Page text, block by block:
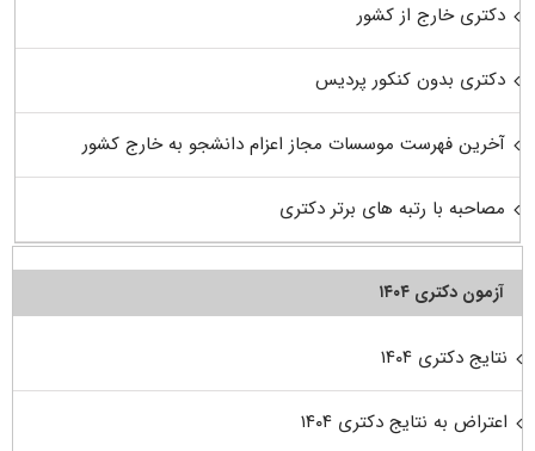
دکتری خارج از کشور
دکتری بدون کنکور پردیس
آخرین فهرست موسسات مجاز اعزام دانشجو به خارج کشور
مصاحبه با رتبه های برتر دکتری
آزمون دکتری ۱۴۰۴
نتایج دکتری ۱۴۰۴
اعتراض به نتایج دکتری ۱۴۰۴